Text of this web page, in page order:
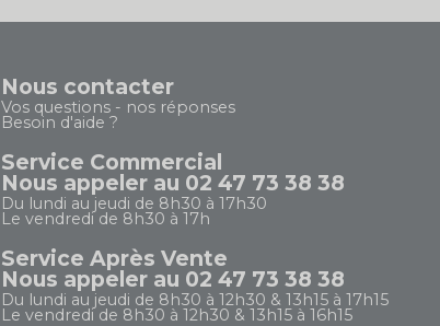
Nous contacter
Vos questions - nos réponses
Besoin d'aide ?
Service Commercial
Nous appeler au 02 47 73 38 38
Du lundi au jeudi de 8h30 à 17h30
Le vendredi de 8h30 à 17h
Service Après Vente
Nous appeler au 02 47 73 38 38
Du lundi au jeudi de 8h30 à 12h30 & 13h15 à 17h15
Le vendredi de 8h30 à 12h30 & 13h15 à 16h15